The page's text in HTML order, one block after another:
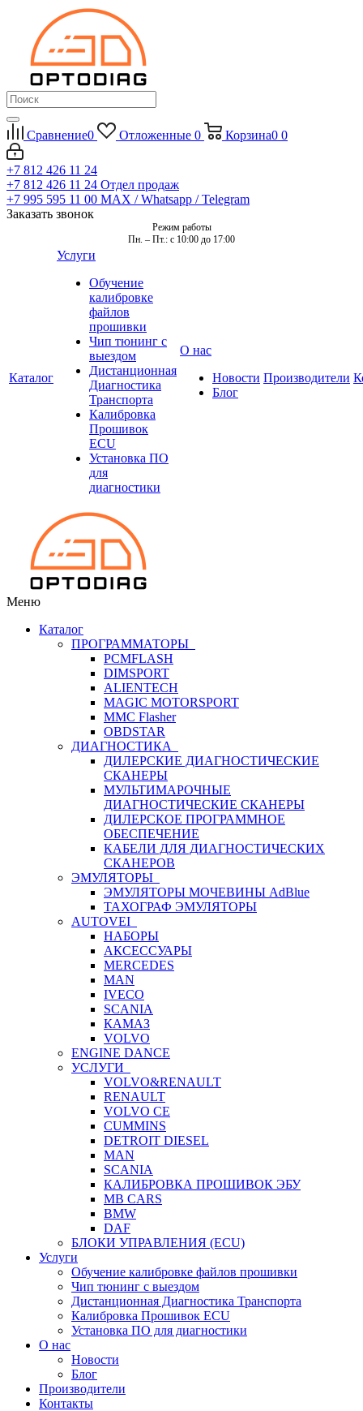
Сравнение0 Отложенные 0 Корзина0 0
+7 812 426 11 24
+7 812 426 11 24 Отдел продаж
+7 995 595 11 00 MAX / Whatsapp / Telegram
Заказать звонок
Режим работы
Пн. – Пт.: с 10:00 до 17:00
Каталог
Услуги
Обучение
калибровке
файлов
прошивки
Чип тюнинг с
выездом
Дистанционная
Диагностика
Транспорта
Калибровка
Прошивок
ECU
Установка ПО
для
диагностики
О нас
Новости
Блог
Производители
Меню
Каталог
ПРОГРАММАТОРЫ
PCMFLASH
DIMSPORT
ALIENTECH
MAGIC MOTORSPORT
MMC Flasher
OBDSTAR
ДИАГНОСТИКА
ДИЛЕРСКИЕ ДИАГНОСТИЧЕСКИЕ
СКАНЕРЫ
МУЛЬТИМАРОЧНЫЕ
ДИАГНОСТИЧЕСКИЕ СКАНЕРЫ
ДИЛЕРСКОЕ ПРОГРАММНОЕ
ОБЕСПЕЧЕНИЕ
КАБЕЛИ ДЛЯ ДИАГНОСТИЧЕСКИХ
СКАНЕРОВ
ЭМУЛЯТОРЫ
ЭМУЛЯТОРЫ МОЧЕВИНЫ АdBlue
ТАХОГРАФ ЭМУЛЯТОРЫ
AUTOVEI
НАБОРЫ
АКСЕССУАРЫ
MERCEDES
MAN
IVECO
SCANIA
КАМАЗ
VOLVO
ENGINE DANCE
УСЛУГИ
VOLVO&RENAULT
RENAULT
VOLVO CE
CUMMINS
DETROIT DIESEL
MAN
SCANIA
КАЛИБРОВКА ПРОШИВОК ЭБУ
MB CARS
BMW
DAF
БЛОКИ УПРАВЛЕНИЯ (ECU)
Услуги
Обучение калибровке файлов прошивки
Чип тюнинг с выездом
Дистанционная Диагностика Транспорта
Калибровка Прошивок ECU
Установка ПО для диагностики
О нас
Новости
Блог
Производители
Контакты